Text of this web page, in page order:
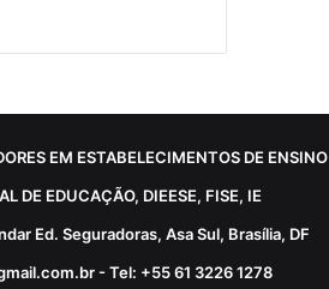
EM ESTABELECIMENTOS DE ENSINO
DE EDUCAÇÃO, DIEESE, FISE, IE
Ed. Seguradoras, Asa Sul, Brasília, DF
- Tel: +55 61 3226 1278